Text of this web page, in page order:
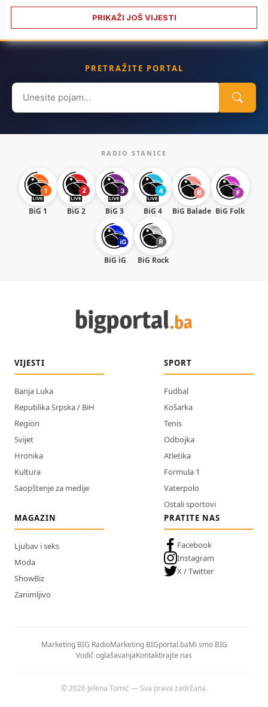
PRIKAŽI JOŠ VIJESTI
PRETRAŽITE PORTAL
Search
for:
RADIO STANICE
BiG 1 BiG 2 BiG 3 BiG 4 BiG Balade BiG Folk
BiG iG BiG Rock
VIJESTI
Banja Luka
Republika Srpska / BiH
Region
Svijet
Hronika
Kultura
Saopštenje za medije
SPORT
Fudbal
Košarka
Tenis
Odbojka
Atletika
Formula 1
Vaterpolo
Ostali sportovi
MAGAZIN
Ljubav i seks
Moda
ShowBiz
Zanimljivo
PRATITE NAS
Facebook
Instagram
X / Twitter
Marketing BIG RadioMarketing BIGportal.baMi smo BIG
Vodič oglašavanjaKontaktirajte nas
© 2026 Jelena Tomić — Sva prava zadržana.